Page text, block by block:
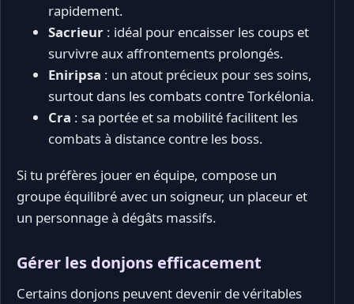
rapidement.
Sacrieur : idéal pour encaisser les coups et
survivre aux affrontements prolongés.
Eniripsa : un atout précieux pour ses soins,
surtout dans les combats contre Torkélonia.
Cra : sa portée et sa mobilité facilitent les
combats à distance contre les boss.
Si tu préfères jouer en équipe, compose un
groupe équilibré avec un soigneur, un placeur et
un personnage à dégâts massifs.
Gérer les donjons efficacement
Certains donjons peuvent devenir de véritables